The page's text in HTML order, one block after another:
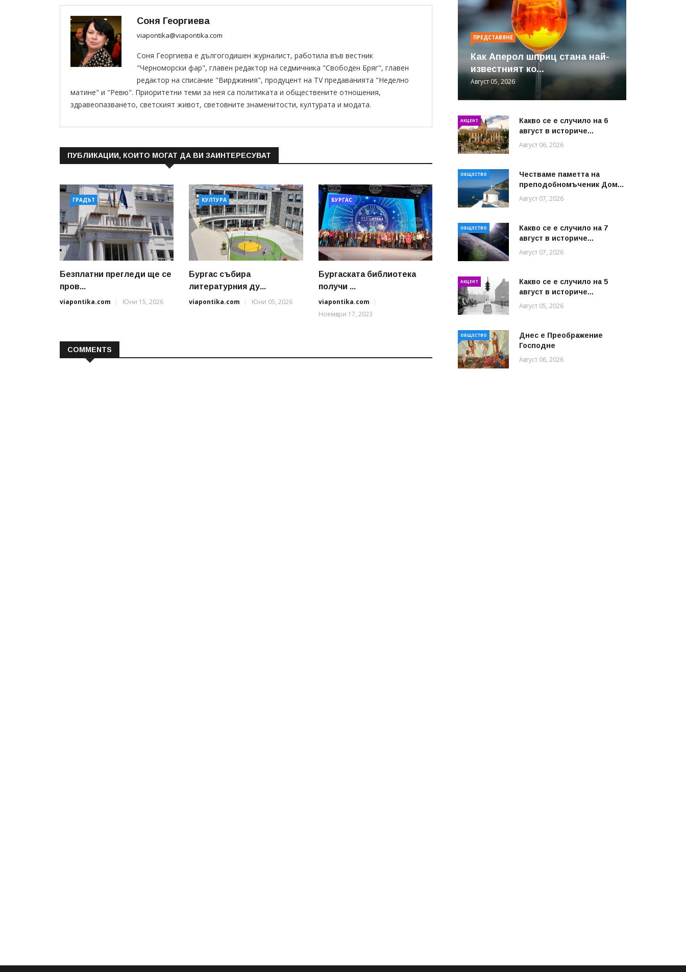
Соня Георгиева
viapontika@viapontika.com
Соня Георгиева е дългогодишен журналист, работила във вестник
"Черноморски фар", главен редактор на седмичника "Свободен Бряг", главен
редактор на списание "Вирджиния", продуцент на TV предаванията "Неделно
матине" и "Ревю". Приоритетни теми за нея са политиката и обществените отношения,
здравеопазването, светският живот, световните знаменитости, културата и модата.
ПУБЛИКАЦИИ, КОИТО МОГАТ ДА ВИ ЗАИНТЕРЕСУВАТ
ГРАДЪТ
Безплатни прегледи ще се
пров...
viapontika.com
Юни 15, 2026
КУЛТУРА
Бургас събира
литературния ду...
viapontika.com
Юни 05, 2026
БУРГАС
Бургаската библиотека
получи ...
viapontika.com
Ноември 17, 2023
COMMENTS
ПРЕДСТАВЯНЕ
Как Аперол шприц стана най-
известният ко...
Август 05, 2026
АКЦЕНТ
Какво се е случило на 6
август в историче...
Август 06, 2026
ОБЩЕСТВО
Честваме паметта на
преподобномъченик Дом...
Август 07, 2026
ОБЩЕСТВО
Какво се е случило на 7
август в историче...
Август 07, 2026
АКЦЕНТ
Какво се е случило на 5
август в историче...
Август 05, 2026
ОБЩЕСТВО
Днес е Преображение
Господне
Август 06, 2026